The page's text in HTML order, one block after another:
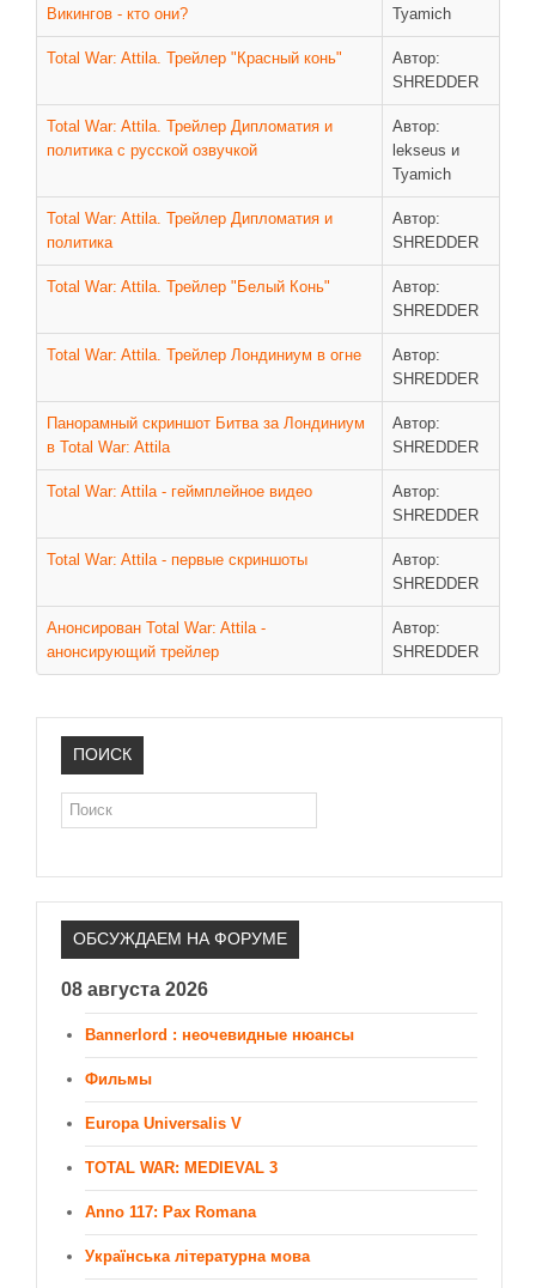
Викингов - кто они?
Tyamich
Total War: Attila. Трейлер "Красный конь"
Автор:
SHREDDER
Total War: Attila. Трейлер Дипломатия и
политика с русской озвучкой
Автор:
lekseus и
Tyamich
Total War: Attila. Трейлер Дипломатия и
политика
Автор:
SHREDDER
Total War: Attila. Трейлер "Белый Конь"
Автор:
SHREDDER
Total War: Attila. Трейлер Лондиниум в огне
Автор:
SHREDDER
Панорамный скриншот Битва за Лондиниум
в Total War: Attila
Автор:
SHREDDER
Total War: Attila - геймплейное видео
Автор:
SHREDDER
Total War: Attila - первые скриншоты
Автор:
SHREDDER
Анонсирован Total War: Attila -
анонсирующий трейлер
Автор:
SHREDDER
ПОИСК
Поиск
ОБСУЖДАЕМ НА ФОРУМЕ
08 августа 2026
Bannerlord : неочевидные нюансы
Фильмы
Europa Universalis V
TOTAL WAR: MEDIEVAL 3
Anno 117: Pax Romana
Українська літературна мова